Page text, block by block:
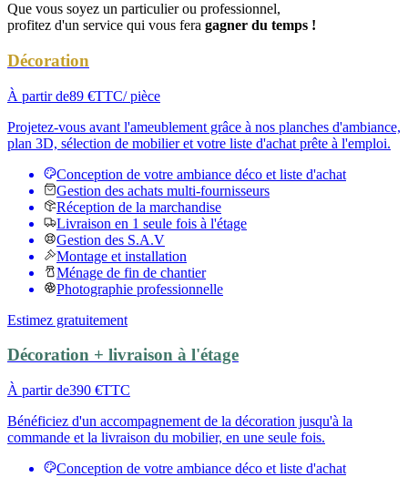
Que vous soyez un particulier ou professionnel,
profitez d'un service qui vous fera gagner du temps !
Décoration
À partir de89 €TTC/ pièce
Projetez-vous avant l'ameublement grâce à nos planches d'ambiance,
plan 3D, sélection de mobilier et votre liste d'achat prête à l'emploi.
Conception de votre ambiance déco et liste d'achat
Gestion des achats multi-fournisseurs
Réception de la marchandise
Livraison en 1 seule fois à l'étage
Gestion des S.A.V
Montage et installation
Ménage de fin de chantier
Photographie professionnelle
Estimez gratuitement
Décoration + livraison à l'étage
À partir de390 €TTC
Bénéficiez d'un accompagnement de la décoration jusqu'à la
commande et la livraison du mobilier, en une seule fois.
Conception de votre ambiance déco et liste d'achat